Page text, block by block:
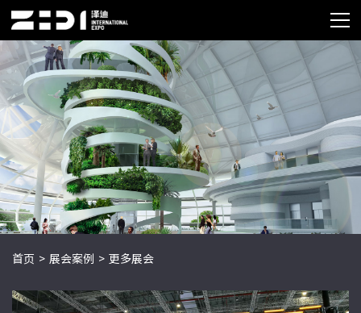
首页 > 展会案例 > 更多展会